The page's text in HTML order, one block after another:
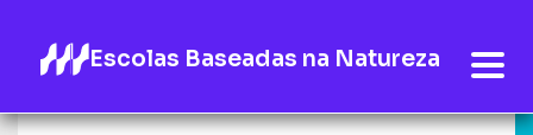
Escolas Baseadas na Natureza